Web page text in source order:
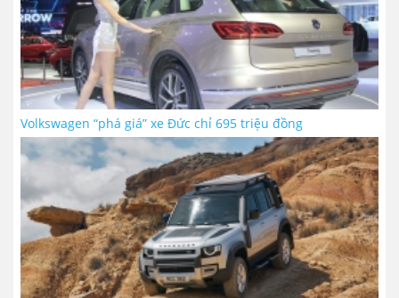
Volkswagen “phá giá” xe Đức chỉ 695 triệu đồng